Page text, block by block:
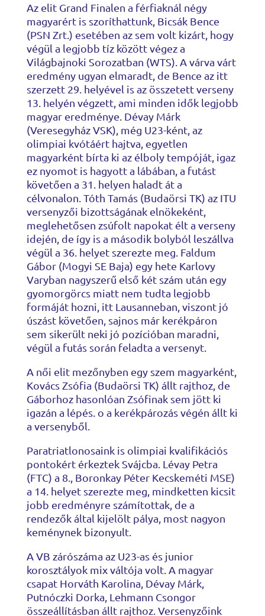
Az elit Grand Finalen a férfiaknál négy
magyarért is szoríthattunk, Bicsák Bence
(PSN Zrt.) esetében az sem volt kizárt, hogy
végül a legjobb tíz között végez a
Világbajnoki Sorozatban (WTS). A várva várt
eredmény ugyan elmaradt, de Bence az itt
szerzett 29. helyével is az összetett verseny
13. helyén végzett, ami minden idők legjobb
magyar eredménye. Dévay Márk
(Veresegyház VSK), még U23-ként, az
olimpiai kvótáért hajtva, egyetlen
magyarként bírta ki az élboly tempóját, igaz
ez nyomot is hagyott a lábában, a futást
követően a 31. helyen haladt át a
célvonalon. Tóth Tamás (Budaörsi TK) az ITU
versenyzői bizottságának elnökeként,
meglehetősen zsúfolt napokat élt a verseny
idején, de így is a második bolyból leszállva
végül a 36. helyet szerezte meg. Faldum
Gábor (Mogyi SE Baja) egy hete Karlovy
Varyban nagyszerű első két szám után egy
gyomorgörcs miatt nem tudta legjobb
formáját hozni, itt Lausanneban, viszont jó
úszást követően, sajnos már kerékpáron
sem sikerült neki jó pozícióban maradni,
végül a futás során feladta a versenyt.
A női elit mezőnyben egy szem magyarként,
Kovács Zsófia (Budaörsi TK) állt rajthoz, de
Gáborhoz hasonlóan Zsófinak sem jött ki
igazán a lépés. o a kerékpározás végén állt ki
a versenyből.
Paratriatlonosaink is olimpiai kvalifikációs
pontokért érkeztek Svájcba. Lévay Petra
(FTC) a 8., Boronkay Péter Kecskeméti MSE)
a 14. helyet szerezte meg, mindketten kicsit
jobb eredményre számítottak, de a
rendezők által kijelölt pálya, most nagyon
keménynek bizonyult.
A VB zárószáma az U23-as és junior
korosztályok mix váltója volt. A magyar
csapat Horváth Karolina, Dévay Márk,
Putnóczki Dorka, Lehmann Csongor
összeállításban állt rajthoz. Versenyzőink